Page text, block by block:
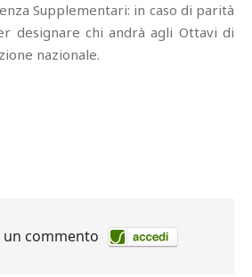
Supplementari: in caso di parità
designare chi andrà agli Ottavi di
nazionale.